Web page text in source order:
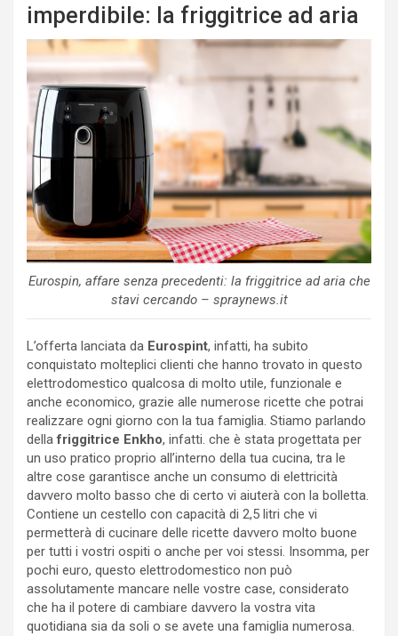
imperdibile: la friggitrice ad aria
Eurospin, affare senza precedenti: la friggitrice ad aria che
stavi cercando – spraynews.it
L’offerta lanciata da Eurospint, infatti, ha subito
conquistato molteplici clienti che hanno trovato in questo
elettrodomestico qualcosa di molto utile, funzionale e
anche economico, grazie alle numerose ricette che potrai
realizzare ogni giorno con la tua famiglia. Stiamo parlando
dellafriggitrice Enkho, infatti. che è stata progettata per
un uso pratico proprio all’interno della tua cucina, tra le
altre cose garantisce anche un consumo di elettricità
davvero molto basso che di certo vi aiuterà con la bolletta.
Contiene un cestello con capacità di 2,5 litri che vi
permetterà di cucinare delle ricette davvero molto buone
per tutti i vostri ospiti o anche per voi stessi. Insomma, per
pochi euro, questo elettrodomestico non può
assolutamente mancare nelle vostre case, considerato
che ha il potere di cambiare davvero la vostra vita
quotidiana sia da soli o se avete una famiglia numerosa.